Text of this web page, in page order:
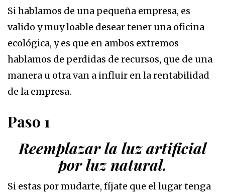
Si hablamos de una pequeña empresa, es
valido y muy loable desear tener una oficina
ecológica, y es que en ambos extremos
hablamos de perdidas de recursos, que de una
manera u otra van a influir en la rentabilidad
de la empresa.
Paso 1
Reemplazar la luz artificial
por luz natural.
Si estas por mudarte, fíjate que el lugar tenga